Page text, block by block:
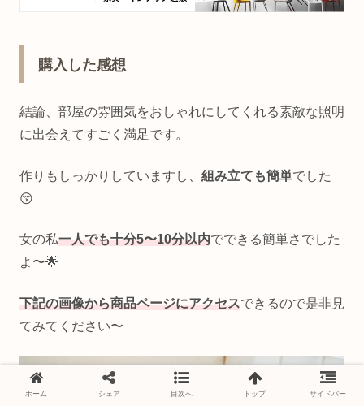
購入した感想
結論、部屋の雰囲気をおしゃれにしてくれる素敵な照明
に出会えてすごく満足です。
作りもしっかりしていますし、 組み立ても簡単でした
😚
女の私一人でも十分5〜10分以内でできる簡単さでした
よ〜🌟
下記の画像から商品ページにアクセスできるので是非見
てみてください〜
ホーム シェア 目次へ トップ サイドバー